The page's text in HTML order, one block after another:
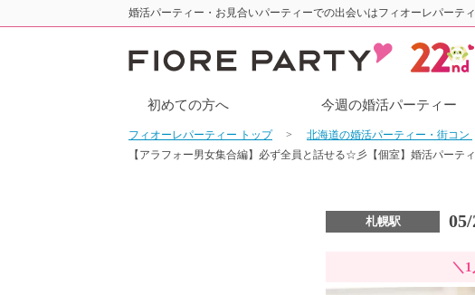
婚活パーティー・お見合いパーティーでの出会いはフィオーレパーテ
初めての方へ 今週の婚活パーティー
フィオーレパーティー トップ 北海道の婚活パーティー・街コン
【アラフォー男女集合編】必ず全員と話せる☆彡【個室】婚活パーテ
札幌駅
＼